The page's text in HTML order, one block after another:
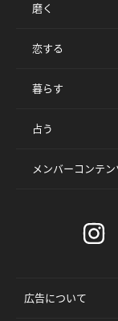
磨く
恋する
暮らす
占う
メンバーコンテン
広告について